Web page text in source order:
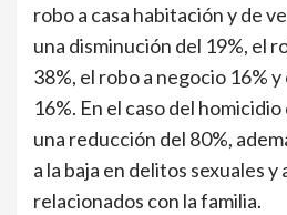
robo a casa habitación y de
una disminución del 19%, el
38%, el robo a negocio 16%
16%. En el caso del
una reducción del 80%,
a la baja en delitos sexuales y
relacionados con la familia.